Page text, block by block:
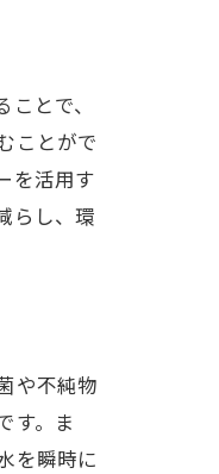
とで、
ことがで
を活用す
らし、環
や不純物
す。ま
を瞬時に